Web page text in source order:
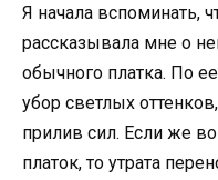
Я начала вспоминать,
рассказывала мне о
обычного платка. По
убор светлых
прилив сил. Если же
платок, то утрата